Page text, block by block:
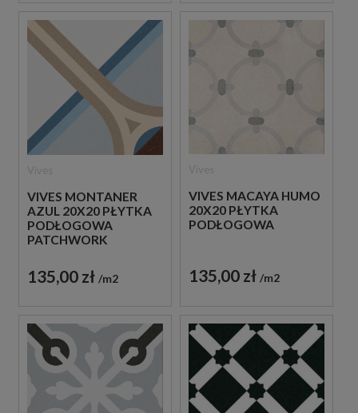
VIVES MONTANER
AZUL 20X20 PŁYTKA
PODŁOGOWA
PATCHWORK
135,00 zł m2
VIVES MACAYA HUMO
20X20 PŁYTKA
PODŁOGOWA
135,00 zł m2